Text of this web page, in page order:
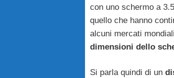
con uno schermo a
quello che hanno
alcuni mercati
dimensioni dello
Si parla quindi di un